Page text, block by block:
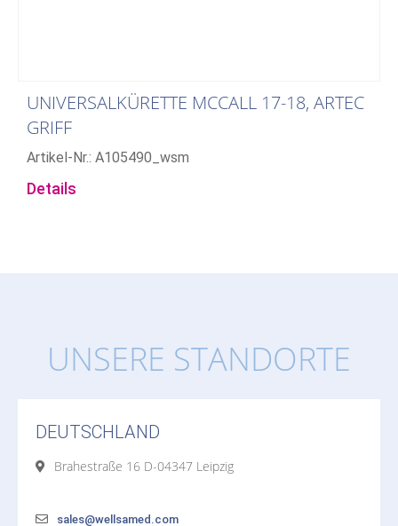
UNIVERSALKÜRETTE MCCALL 17-18, ARTEC
GRIFF
Artikel-Nr.: A105490_wsm
Details
UNSERE STANDORTE
DEUTSCHLAND
Brahestraße 16 D-04347 Leipzig
sales@wellsamed.com